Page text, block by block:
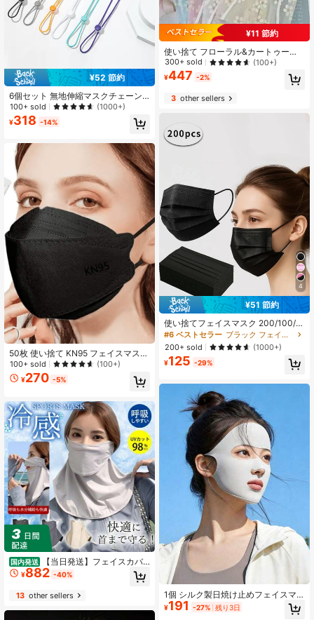
¥52 節約
6個セット 無地伸縮マスクチェーン
男女兼用 長さ調節可能 滑り止め付き
アウトドアスポーツマスク用 チェー
ンストラップ
100+ sold (1000+)
¥318 -14%
50枚 使い捨て KN95 フェイスマス
ク、3Dデザインで様々な顔型にフィ
ット、4層構造で通気性とPM2.5およ
び呼吸器疾患への保護、男女兼用、
100+ sold (100+)
¥270 -5%
国内発送
【当日発送】フェイスカバ
ー UVカット マスク ネックカバー 息
苦しくない 紫外線対策 洗える UVカ
ットマスク 息苦しくない 日焼け防止
顔 首 日よけ 紫外線対策グッズ
¥882 -40%
13other sellers
¥11 節約
使い捨て フローラル&カートゥーン
柄 マスク 40枚入り レディース用、
軽量 通気性、個別包装、ファッショ
ナブルデザイン
300+ sold (100+)
¥447 -2%
3other sellers
4
¥51 節約
使い捨てフェイスマスク 200/100/5
0/10枚パック 高品質 3層構造 調整可
能なノーズクリップ 通気性 柔らかい
肌に優しい 家庭、学校、オフィス、
屋外で使用可能 ポリプロピレン素材
#6 ベストセラー
ブラック フェイスカバー&アクセサリー
200+ sold
(1000+)
¥125 -29%
1個 シルク製日焼け止めフェイスマ
スク、ゴルフ、ランニング、通気性
のある屋外スポーツ用日焼け止めフ
¥191 -27% 残り3日